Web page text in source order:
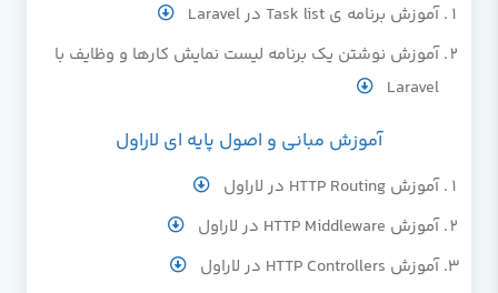
آموزش برنامه ی Task list در Laravel
آموزش نوشتن یک برنامه لیست نمایش کارها و وظایف با
Laravel
آموزش مبانی و اصول پایه ای لاراول
آموزش HTTP Routing در لاراول
آموزش HTTP Middleware در لاراول
آموزش HTTP Controllers در لاراول